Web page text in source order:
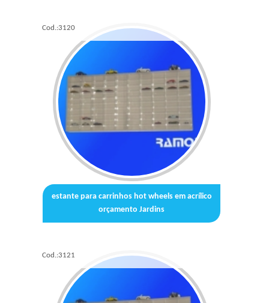
Cod.:3120
estante para carrinhos hot wheels em acrílico
orçamento Jardins
Cod.:3121